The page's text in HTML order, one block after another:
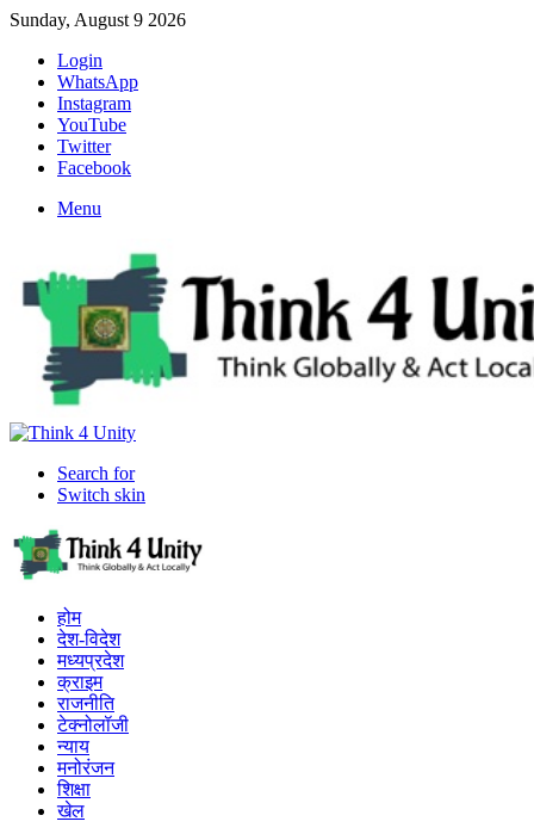
Sunday, August 9 2026
Login
WhatsApp
Instagram
YouTube
Twitter
Facebook
Menu
Search for
Switch skin
होम
देश-विदेश
मध्यप्रदेश
क्राइम
राजनीति
टेक्नोलॉजी
न्याय
मनोरंजन
शिक्षा
खेल